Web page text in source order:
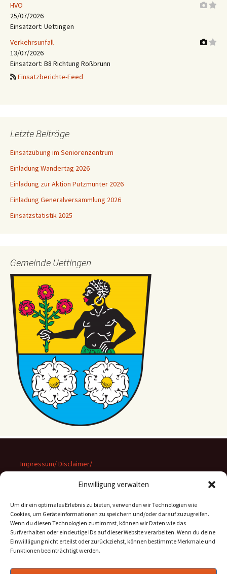
Einwilligung verwalten
Um dir ein optimales Erlebnis zu bieten, verwenden wir Technologien wie
Cookies, um Geräteinformationen zu speichern und/oder darauf zuzugreifen.
Wenn du diesen Technologien zustimmst, können wir Daten wie das
Surfverhalten oder eindeutige IDs auf dieser Website verarbeiten. Wenn du deine
Einwillligung nicht erteilst oder zurückziehst, können bestimmte Merkmale und
Funktionen beeinträchtigt werden.
HVO
25/07/2026
Einsatzort: Uettingen
Verkehrsunfall
13/07/2026
Einsatzort: B8 Richtung Roßbrunn
Einsatzberichte-Feed
Letzte Beiträge
Einsatzübung im Seniorenzentrum
Einladung Wandertag 2026
Einladung zur Aktion Putzmunter 2026
Einladung Generalversammlung 2026
Einsatzstatistik 2025
Gemeinde Uettingen
Impressum/ Disclaimer/
Datenschutz
Suchen
nach: